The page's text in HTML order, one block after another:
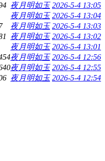
夜月明如玉 2026-5-4 13:05
夜月明如玉 2026-5-4 13:04
夜月明如玉 2026-5-4 13:03
夜月明如玉 2026-5-4 13:02
夜月明如玉 2026-5-4 13:01
夜月明如玉 2026-5-4 12:56
夜月明如玉 2026-5-4 12:55
夜月明如玉 2026-5-4 12:54